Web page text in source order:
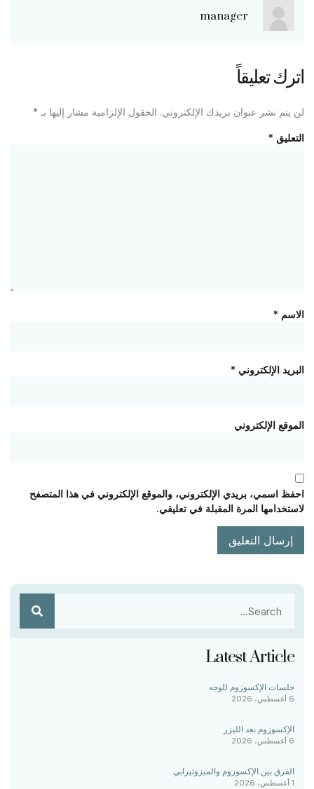
manager
اترك تعليقاً
لن يتم نشر عنوان بريدك الإلكتروني. الحقول الإلزامية مشار إليها بـ *
التعليق *
الاسم *
البريد الإلكتروني *
الموقع الإلكتروني
احفظ اسمي، بريدي الإلكتروني، والموقع الإلكتروني في هذا المتصفح
لاستخدامها المرة المقبلة في تعليقي.
Latest Article
جلسات الإكسوزوم للوجه
6 أغسطس، 2026
الإكسوزوم بعد الليزر
6 أغسطس، 2026
الفرق بين الإكسوزوم والميزوثيرابي
1 أغسطس، 2026